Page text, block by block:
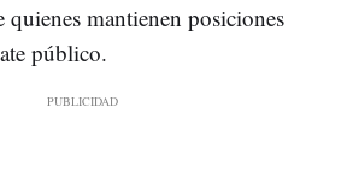
quienes mantienen posiciones
público.